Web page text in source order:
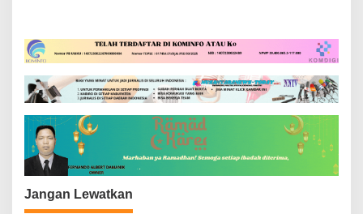
a
s
i
p
o
s
Jangan Lewatkan